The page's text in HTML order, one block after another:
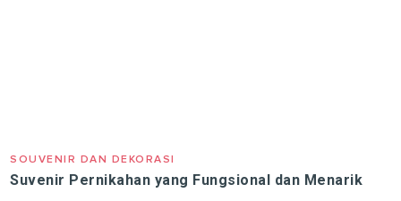
SOUVENIR DAN DEKORASI
Suvenir Pernikahan yang Fungsional dan Menarik